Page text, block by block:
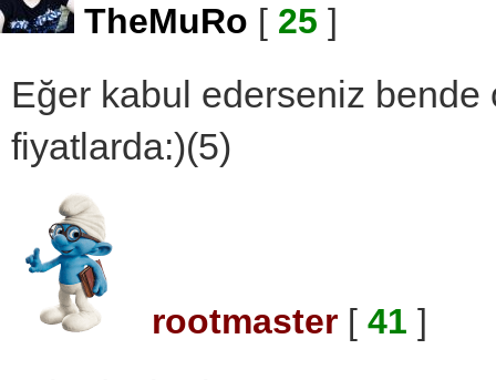
TheMuRo [ 25 ]
Eğer kabul ederseniz
fiyatlarda:)(5)
rootmaster [ 41 ]